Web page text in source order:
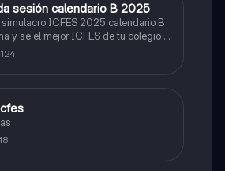
sesión calendario B 2025
ICFES 2025 calendario B
y se el mejor ICFES de tu colegio y
universidad, y estudiar aquella
tanto sueñas.
124